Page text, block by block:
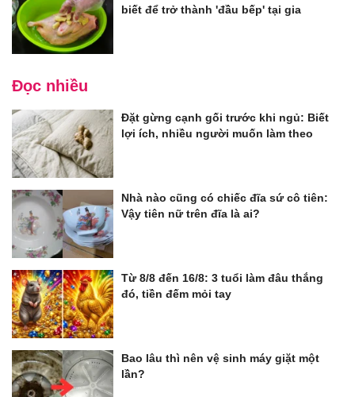
biết để trở thành 'đầu bếp' tại gia
Đọc nhiều
Đặt gừng cạnh gối trước khi ngủ: Biết
lợi ích, nhiều người muốn làm theo
Nhà nào cũng có chiếc đĩa sứ cô tiên:
Vậy tiên nữ trên đĩa là ai?
Từ 8/8 đến 16/8: 3 tuổi làm đâu thắng
đó, tiền đếm mỏi tay
Bao lâu thì nên vệ sinh máy giặt một
lần?